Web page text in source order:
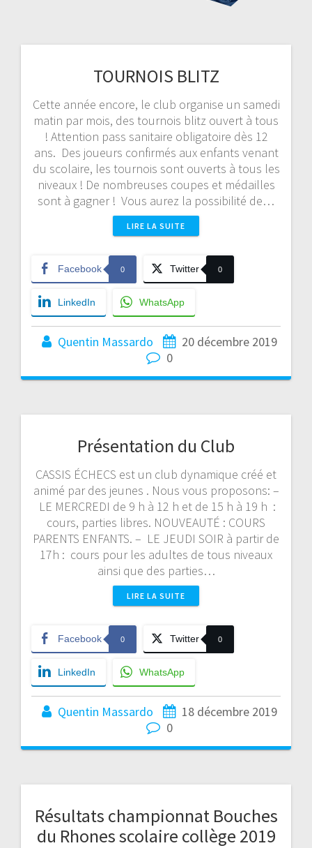
TOURNOIS BLITZ
Cette année encore, le club organise un samedi
matin par mois, des tournois blitz ouvert à tous
! Attention pass sanitaire obligatoire dès 12
ans. Des joueurs confirmés aux enfants venant
du scolaire, les tournois sont ouverts à tous les
niveaux ! De nombreuses coupes et médailles
sont à gagner ! Vous aurez la possibilité de…
LIRE LA SUITE
Facebook 0 Twitter 0
LinkedIn WhatsApp
Quentin Massardo
20 décembre 2019
0
Présentation du Club
CASSIS ÉCHECS est un club dynamique créé et
animé par des jeunes . Nous vous proposons: –
LE MERCREDI de 9 h à 12 h et de 15 h à 19 h :
cours, parties libres. NOUVEAUTÉ : COURS
PARENTS ENFANTS. – LE JEUDI SOIR à partir de
17h : cours pour les adultes de tous niveaux
ainsi que des parties…
LIRE LA SUITE
Facebook 0 Twitter 0
LinkedIn WhatsApp
Quentin Massardo
18 décembre 2019
0
Résultats championnat Bouches
du Rhones scolaire collège 2019